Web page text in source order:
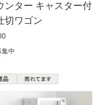
ンター キャスター付
切ワゴン
集中